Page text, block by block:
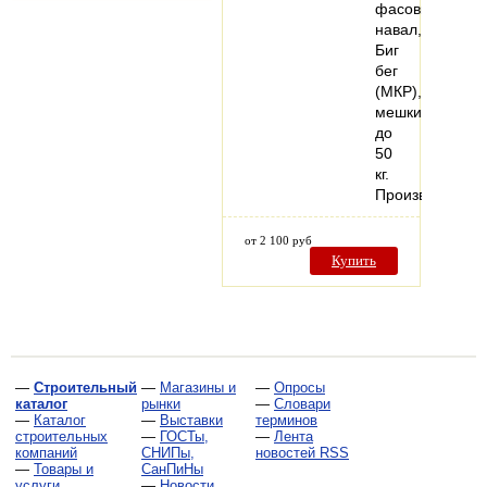
фасовки:
навал,
Биг
бег
(МКР),
мешки
до
50
кг.
от 2 100 руб
Купить
— Строительный
каталог
— Каталог
строительных
компаний
— Товары и
— Магазины и
рынки
— Выставки
— ГОСТы,
СНИПы,
СанПиНы
— Опросы
— Словари
терминов
— Лента
новостей RSS